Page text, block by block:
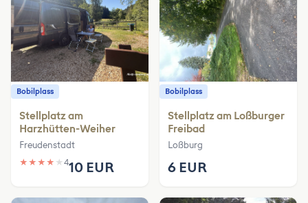
Bobilplass
Stellplatz am
Harzhütten-Weiher
Freudenstadt
★ ★ ★ ★ ★ 410 EUR
Bobilplass
Stellplatz am Loßburger
Freibad
Loßburg
6 EUR